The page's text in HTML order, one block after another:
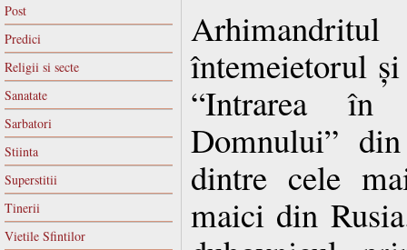
Post
Predici
Religii si secte
Sanatate
Sarbatori
Stiinta
Superstitii
Tinerii
Vietile Sfintilor
întemeietorul
“Intrarea
Domnului”
dintre cele
maici din